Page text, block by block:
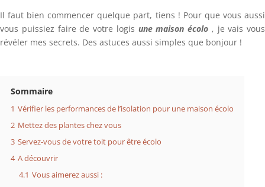
Il faut bien commencer quelque part, tiens ! Pour que vous aussi
vous puissiez faire de votre logis une maison écolo , je vais vous
révéler mes secrets. Des astuces aussi simples que bonjour !
Sommaire
1 Vérifier les performances de l’isolation pour une maison écolo
2 Mettez des plantes chez vous
3 Servez-vous de votre toit pour être écolo
4 A découvrir
4.1 Vous aimerez aussi :